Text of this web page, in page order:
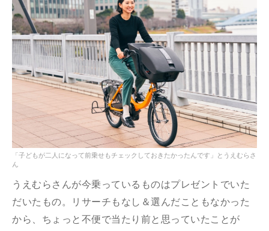
「子どもが二人になって前乗せもチェックしておきたかったんです」とうえむらさ
ん
うえむらさんが今乗っているものはプレゼントでいた
だいたもの。リサーチもなし＆選んだこともなかった
から、ちょっと不便で当たり前と思っていたことが